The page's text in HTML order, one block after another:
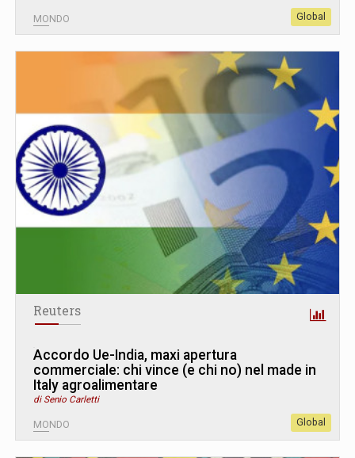
MONDO Global
Reuters
Accordo Ue-India, maxi apertura
commerciale: chi vince (e chi no) nel made in
Italy agroalimentare
di Senio Carletti
MONDO Global